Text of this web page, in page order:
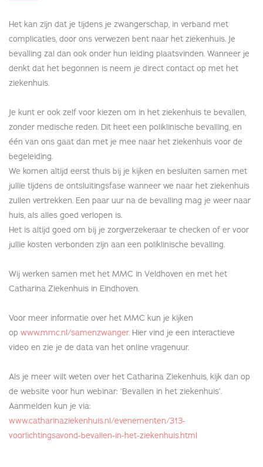
Het kan zijn dat je tijdens je zwangerschap, in verband met
complicaties, door ons verwezen bent naar het ziekenhuis. Je
bevalling zal dan ook onder hun leiding plaatsvinden. Wanneer je
denkt dat het begonnen is neem je direct contact op met het
ziekenhuis.
Je kunt er ook zelf voor kiezen om in het ziekenhuis te bevallen,
zonder medische reden. Dit heet een poliklinische bevalling, en
één van ons gaat dan met je mee naar het ziekenhuis voor de
begeleiding.
We komen altijd eerst thuis bij je kijken en besluiten samen met
jullie tijdens de ontsluitingsfase wanneer we naar het ziekenhuis
zullen vertrekken. Een paar uur na de bevalling mag je weer naar
huis, als alles goed verlopen is.
Het is altijd goed om bij je zorgverzekeraar te checken of er voor
jullie kosten verbonden zijn aan een poliklinische bevalling.
Wij werken samen met het MMC in Veldhoven en met het
Catharina Ziekenhuis in Eindhoven.
Voor meer informatie over het MMC kun je kijken
op www.mmc.nl/samenzwanger. Hier vind je een interactieve
video en zie je de data van het online vragenuur.
Als je meer wilt weten over het Catharina Ziekenhuis, kijk dan op
de website voor hun webinar: ‘Bevallen in het ziekenhuis’.
Aanmelden kun je via:
www.catharinaziekenhuis.nl/evenementen/313-
voorlichtingsavond-bevallen-in-het-ziekenhuis.html